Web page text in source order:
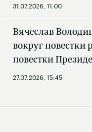
31.07.2026, 11:00
Вячеслав
вокруг
повестки
27.07.2026, 15:45